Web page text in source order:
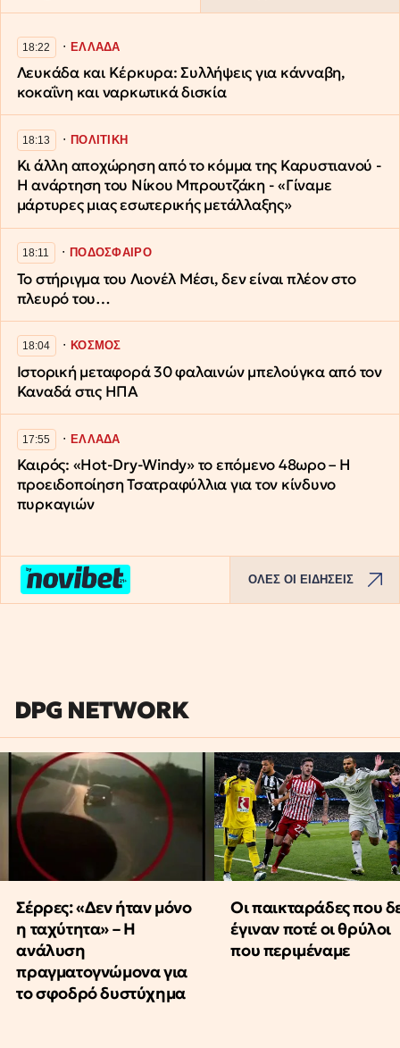
18:22 ∙ΕΛΛΑΔΑ
Λευκάδα και Κέρκυρα: Συλλήψεις για κάνναβη,
κοκαΐνη και ναρκωτικά δισκία
18:13 ∙ΠΟΛΙΤΙΚΗ
Κι άλλη αποχώρηση από το κόμμα της Καρυστιανού -
Η ανάρτηση του Νίκου Μπρουτζάκη - «Γίναμε
μάρτυρες μιας εσωτερικής μετάλλαξης»
18:11 ∙ΠΟΔΟΣΦΑΙΡΟ
Το στήριγμα του Λιονέλ Μέσι, δεν είναι πλέον στο
πλευρό του…
18:04 ∙ΚΟΣΜΟΣ
Ιστορική μεταφορά 30 φαλαινών μπελούγκα από τον
Καναδά στις ΗΠΑ
17:55 ∙ΕΛΛΑΔΑ
Καιρός: «Hot-Dry-Windy» το επόμενο 48ωρο – Η
προειδοποίηση Τσατραφύλλια για τον κίνδυνο
πυρκαγιών
ΟΛΕΣ ΟΙ ΕΙΔΗΣΕΙΣ
DPG NETWORK
Σέρρες: «Δεν ήταν μόνο
η ταχύτητα» – Η
ανάλυση
πραγματογνώμονα για
το σφοδρό δυστύχημα
Οι παικταράδες που
έγιναν ποτέ οι θρύλοι
που περιμέναμε